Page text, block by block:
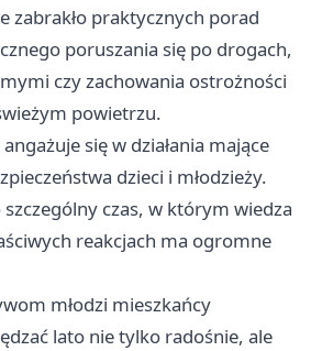
zabrakło praktycznych porad
poruszania się po drogach,
czy zachowania ostrożności
powietrzu.
się w działania mające
dzieci i młodzieży.
czas, w którym wiedza
reakcjach ma ogromne
młodzi mieszkańcy
lato nie tylko radośnie, ale